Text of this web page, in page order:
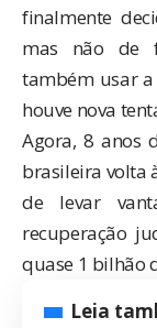
finalmente
mas não de
também usar
houve nova
Agora, 8 anos
brasileira volta
de levar
recuperação
quase 1 bilhão
Leia